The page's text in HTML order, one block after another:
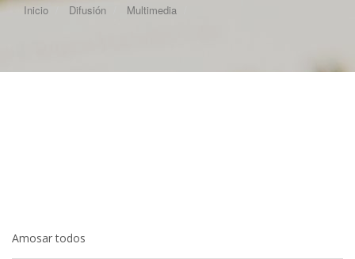
Inicio Difusión Multimedia
Amosar todos